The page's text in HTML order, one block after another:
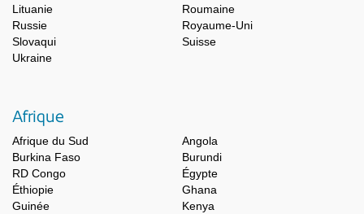
Lituanie
Roumaine
Russie
Royaume-Uni
Slovaqui
Suisse
Ukraine
Afrique
Afrique du Sud
Angola
Burkina Faso
Burundi
RD Congo
Égypte
Éthiopie
Ghana
Guinée
Kenya